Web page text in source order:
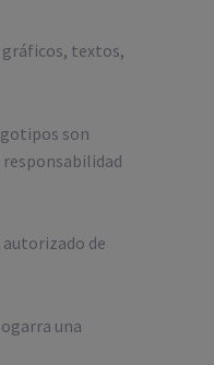
textos,
son
de
una